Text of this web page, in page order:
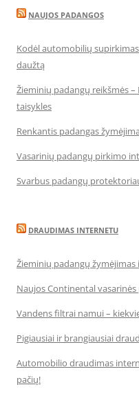
NAUJOS PADANGOS
Kodėl automobilių
daužtą
Žieminių padangų reikšmės
taisykles
Renkantis padangas
Vasarinių padangų pirkimo
Svarbus padangų
DRAUDIMAS INTERNETU
Žieminių padangų
Naujos Continental
Vandens filtrai namui –
Pigiausiai ir brangiausiai
Automobilio draudimas
pačių!